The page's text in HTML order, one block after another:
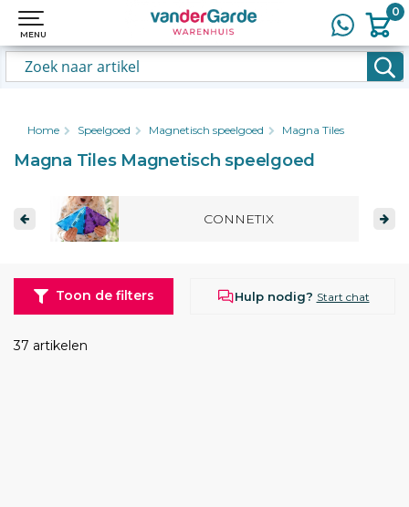
0
MENU
0
MENU
Home Speelgoed Magnetisch speelgoed Magna Tiles
Magna Tiles Magnetisch speelgoed
CONNETIX
Hulp nodig? Start chat
37 artikelen
Toon de filters